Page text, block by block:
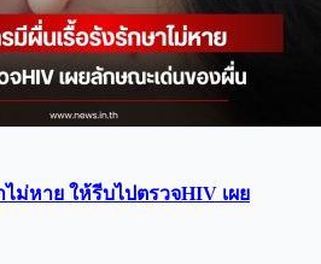
ม่หาย ให้รีบไปตรวจHIV เผย